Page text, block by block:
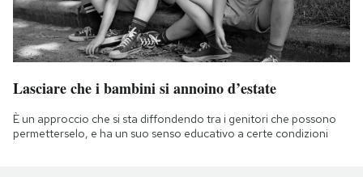
Lasciare che i bambini si annoino d’estate
È un approccio che si sta diffondendo tra i genitori che possono
permetterselo, e ha un suo senso educativo a certe condizioni